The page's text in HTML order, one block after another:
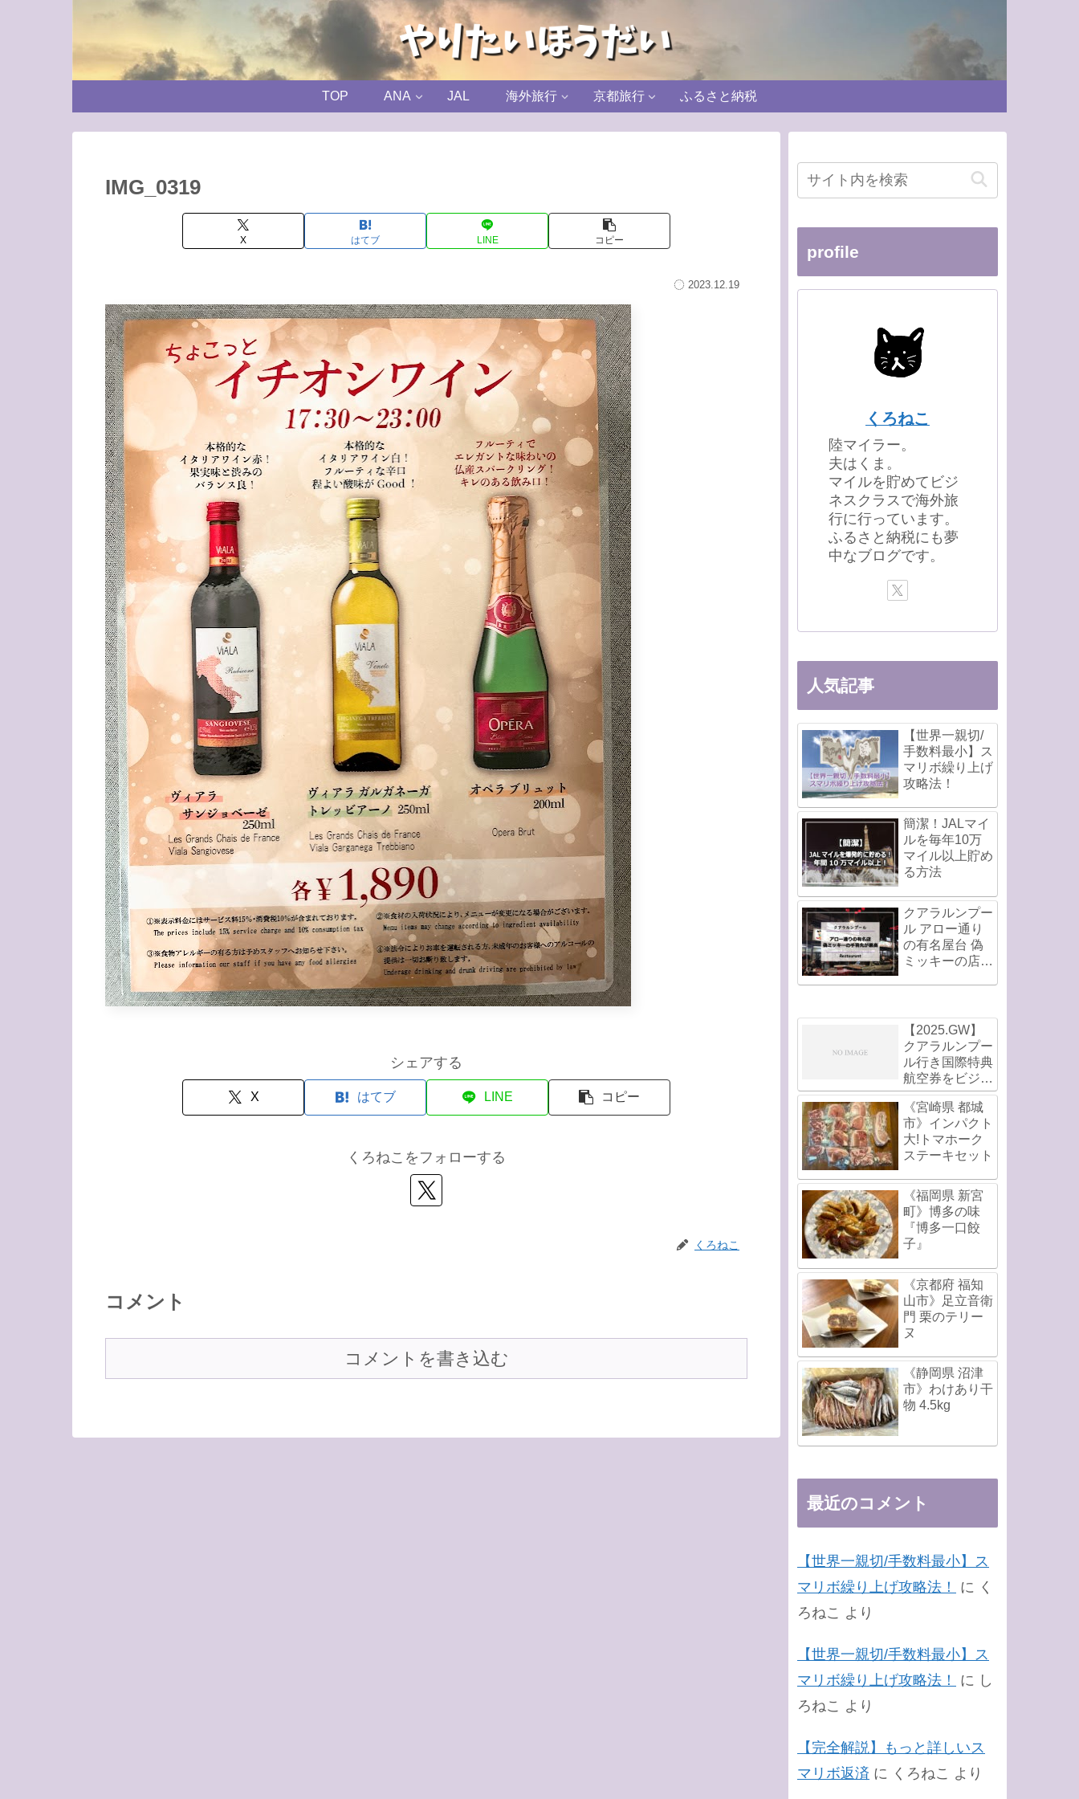
TOP ANA JAL 海外旅行 京都旅行 ふるさと納税
IMG_0319
X はてブ LINE コピー
2023.12.19
シェアする
X はてブ LINE コピー
くろねこをフォローする
くろねこ
コメント
コメントを書き込む
profile
くろねこ
陸マイラー。
夫はくま。
マイルを貯めてビジ
ネスクラスで海外旅
行に行っています。
ふるさと納税にも夢
中なブログです。
人気記事
【世界一親切/
手数料最小】ス
マリボ繰り上げ
攻略法！
簡潔！JALマイ
ルを毎年10万
マイル以上貯め
る方法
クアラルンプー
ル アロー通り
の有名屋台 偽
ミッキーの店の
【2025.GW】
クアラルンプー
ル行き国際特典
航空券をビジネ
スクラスで直前
発券!
《宮崎県 都城
市》インパクト
大!トマホーク
ステーキセット
《福岡県 新宮
町》博多の味
『博多一口餃
子』
《京都府 福知
山市》足立音衛
門 栗のテリー
ヌ
《静岡県 沼津
市》わけあり干
物 4.5kg
最近のコメント
【世界一親切/手数料最小】ス
マリボ繰り上げ攻略法！
に く
ろねこ より
【世界一親切/手数料最小】ス
マリボ繰り上げ攻略法！
に し
ろねこ より
【完全解説】もっと詳しいス
マリボ返済 に くろねこ より